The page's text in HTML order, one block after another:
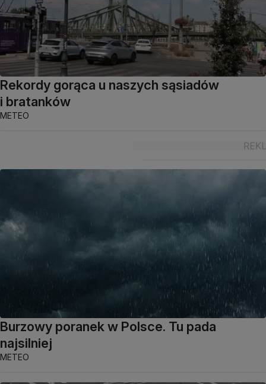
Rekordy gorąca u naszych sąsiadów
i bratanków
METEO
Burzowy poranek w Polsce. Tu pada
najsilniej
METEO